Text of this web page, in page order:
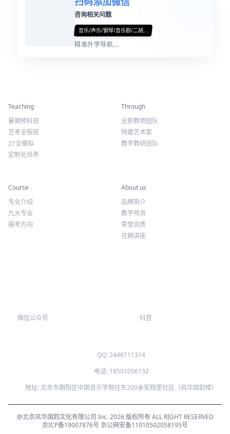
咨询相关问题
音乐/声乐/钢琴/音乐剧/二胡...
精准升学导航...
Teaching
暑期预科班
艺考全程班
27全模拟
定制化培养
Through
全职教师团队
特邀艺术家
教学教研团队
Course
专业介绍
九大专业
报考方向
About us
品牌简介
教学师资
荣誉资质
往期讲座
微信公众号 抖音
QQ: 2446111314
电话: 18501056132
地址: 北京市朝阳区中国音乐学院往东200米安翔里社区（风华国韵楼）
@北京风华国韵文化有限公司 Inc. 2026 版权所有 ALL RIGHT RESERVED
京ICP备19007876号 京公网安备11010502058195号